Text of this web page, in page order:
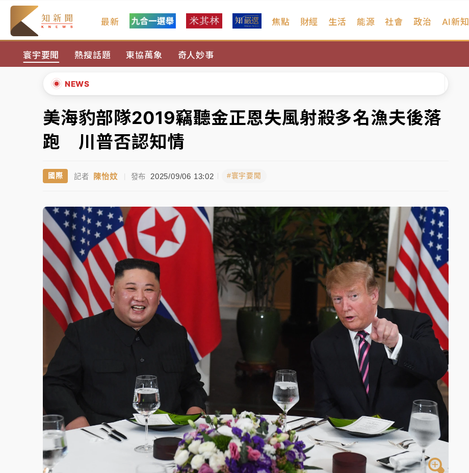
最新 焦點 財經 生活 能源 社會 政治 AI新知
寰宇要聞 熱搜話題 東協萬象 奇人妙事
NEWS
日職｜ 林安可狀態正好卻因左膝疼痛下二軍 日媒感嘆「好事多磨」
韓股最壞時期已過？大摩估去槓桿完成逾半 波動率降至2個月低
「白海豚」雨炸新北！通報109件災情 侯友宜揭這類災損最多
白海豚挾豪雨狂炸新北！時雨量破百毫米 水塔、雨棚砸落毀車
日職｜ 林安可狀態正好卻因左膝疼痛下二軍 日媒感嘆「好事多磨」
「白海豚」雨炸新北！通報109件災情 侯友宜揭這類災損最多
白海豚挾豪雨狂炸新北！時雨量破百毫米 水塔、雨棚砸落毀車
▲
▼
美海豹部隊2019竊聽金正恩失風射殺多名漁夫後落
跑 川普否認知情
國際 記者 陳怡妏 | 發布 2025/09/06 13:02 #寰宇要聞